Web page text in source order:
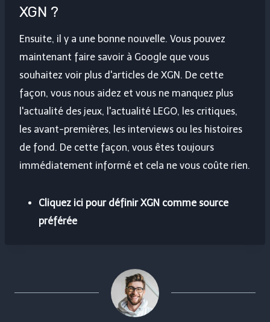
XGN ?
Ensuite, il y a une bonne nouvelle. Vous pouvez
maintenant faire savoir à Google que vous
souhaitez voir plus d'articles de XGN. De cette
façon, vous nous aidez et vous ne manquez plus
l'actualité des jeux, l'actualité LEGO, les critiques,
les avant-premières, les interviews ou les histoires
de fond. De cette façon, vous êtes toujours
immédiatement informé et cela ne vous coûte rien.
Cliquez ici pour définir XGN comme source
préférée